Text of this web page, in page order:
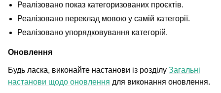
Реалізовано показ категоризованих проєктів.
Реалізовано переклад мовою у самій категорії.
Реалізовано упорядковування категорій.
Оновлення
Будь ласка, виконайте настанови із розділу Загальні
настанови щодо оновлення для виконання оновлення.